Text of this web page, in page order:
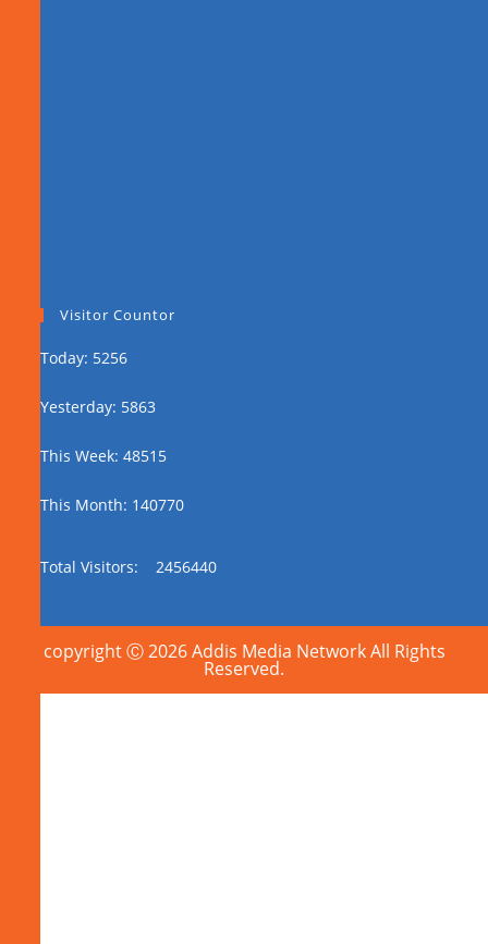
Visitor Countor
Today: 5256
Yesterday: 5863
This Week: 48515
This Month: 140770
Total Visitors: 2456440
copyright Ⓒ 2026 Addis Media Network All Rights
Reserved.